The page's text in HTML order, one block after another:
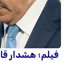
فیلم؛ هشدار